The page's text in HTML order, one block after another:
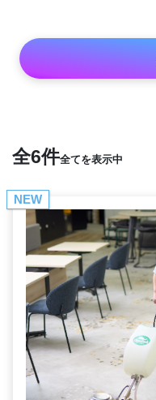
全6件全てを表示中
NEW